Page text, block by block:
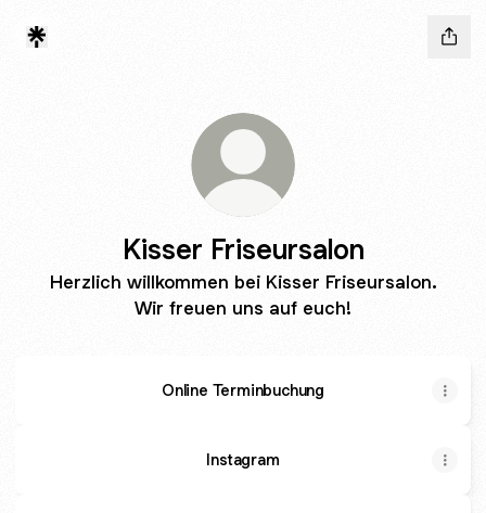
Kisser Friseursalon
Herzlich willkommen bei Kisser Friseursalon.
Wir freuen uns auf euch!
Online Terminbuchung
Instagram